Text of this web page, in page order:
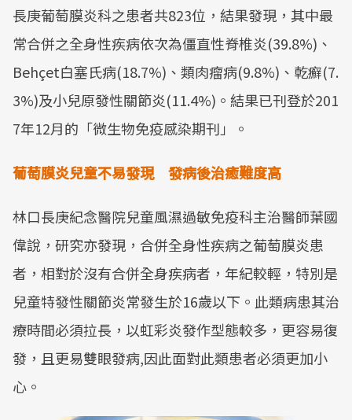
長庚葡萄膜炎科之患者共823位，結果發現，其中最
常合併之全身性疾病依次為僵直性脊椎炎(39.8%)、
Behçet白塞氏病(18.7%)、類肉瘤病(9.8%)、乾癬(7.
3%)及小兒原發性關節炎(11.4%)。結果已刊登於201
7年12月的「微生物免疫感染期刊」。
葡萄膜炎兒童不易發現 發病後治癒難度高
林口長庚紀念醫院兒童風濕過敏免疫科主治醫師葉國
偉說，研究亦發現，合併全身性疾病之葡萄膜炎患
者，相對於沒有合併全身疾病者，年紀較輕，特別是
兒童特發性關節炎常發生於16歲以下。此類病患其治
療時間必須拉長，以虹彩炎發作型態較多，更容易復
發，且更易雙眼發病,因此面對此類患者必須更加小
心。